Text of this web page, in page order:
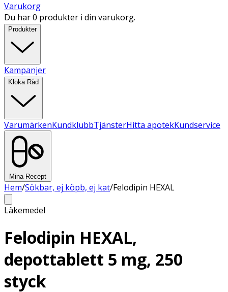
Varukorg
Du har 0 produkter i din varukorg.
Produkter
Kampanjer
Kloka Råd
VarumärkenKundklubbTjänsterHitta apotekKundservice
Mina Recept
Hem/Sökbar, ej köpb, ej kat/Felodipin HEXAL
Läkemedel
Felodipin HEXAL,
depottablett 5 mg, 250
styck